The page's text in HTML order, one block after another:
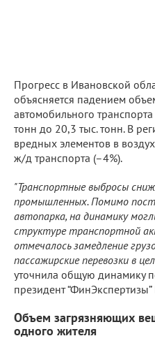
Прогресс в Ивановской
объясняется падением
автомобильного
тонн до 20,3 тыс. тонн. В
вредных элементов в
ж/д транспорта (–4%).
"Транспортные выбросы
промышленных. Помимо
автопарка, на динамику
структуре транспортной
отмечалось замедление
пассажирские перевозки в
уточнила общую динамику
президент
Объем загрязняющих
одного жителя